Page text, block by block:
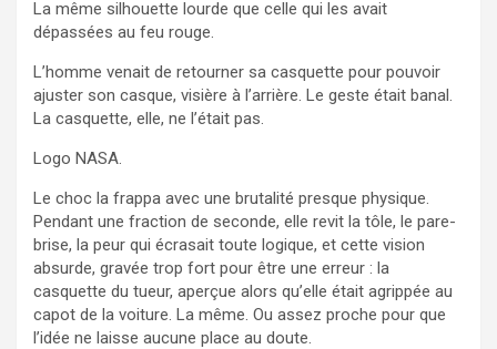
La même silhouette lourde que celle qui les avait
dépassées au feu rouge.
L’homme venait de retourner sa casquette pour pouvoir
ajuster son casque, visière à l’arrière. Le geste était banal.
La casquette, elle, ne l’était pas.
Logo NASA.
Le choc la frappa avec une brutalité presque physique.
Pendant une fraction de seconde, elle revit la tôle, le pare-
brise, la peur qui écrasait toute logique, et cette vision
absurde, gravée trop fort pour être une erreur : la
casquette du tueur, aperçue alors qu’elle était agrippée au
capot de la voiture. La même. Ou assez proche pour que
l’idée ne laisse aucune place au doute.